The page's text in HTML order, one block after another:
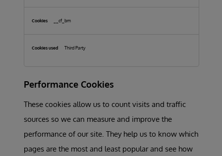
__cf_bm
Third Party
Performance Cookies
These cookies allow us to count visits and traffic
sources so we can measure and improve the
performance of our site. They help us to know which
pages are the most and least popular and see how